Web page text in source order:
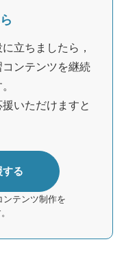
立ちましたら，
ンテンツを継続
いただけますと
テンツ制作を